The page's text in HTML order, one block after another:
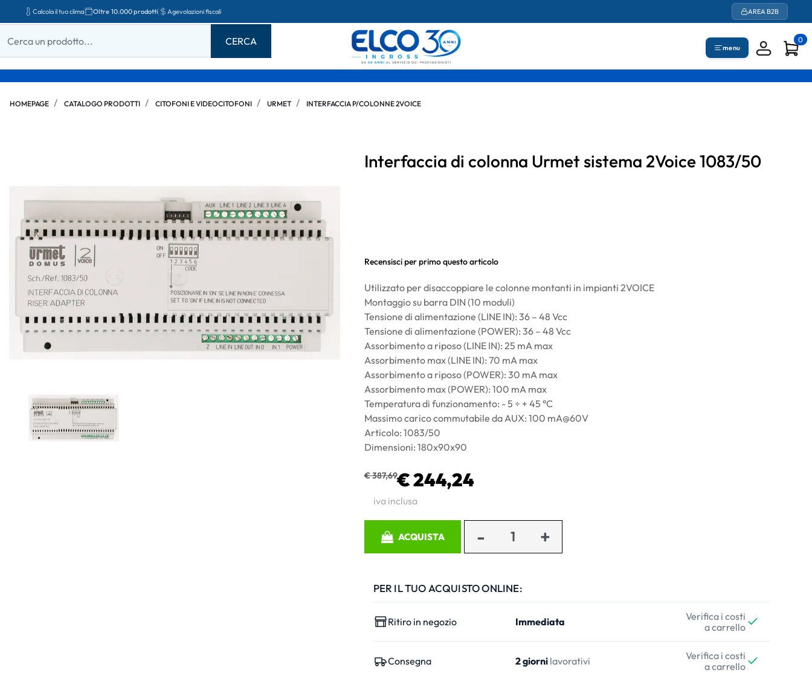
Calcola il tuo clima Oltre 10.000 prodotti Agevolazioni fiscali AREA B2B
menu
0
HOMEPAGE CATALOGO PRODOTTI CITOFONI E VIDEOCITOFONI URMET INTERFACCIA P/COLONNE 2VOICE
Interfaccia di colonna Urmet sistema 2Voice 1083/50
Recensisci per primo questo articolo
Utilizzato per disaccoppiare le colonne montanti in impianti 2VOICE
Montaggio su barra DIN (10 moduli)
Tensione di alimentazione (LINE IN): 36 – 48 Vcc
Tensione di alimentazione (POWER): 36 – 48 Vcc
Assorbimento a riposo (LINE IN): 25 mA max
Assorbimento max (LINE IN): 70 mA max
Assorbimento a riposo (POWER): 30 mA max
Assorbimento max (POWER): 100 mA max
Temperatura di funzionamento: - 5 ÷ + 45 °C
Massimo carico commutabile da AUX: 100 mA@60V
Articolo: 1083/50
Dimensioni: 180x90x90
€ 387,69€ 244,24
iva inclusa
ACQUISTA
PER IL TUO ACQUISTO ONLINE:
Ritiro in negozio Immediata
Verifica i costi
a carrello
Consegna 2 giornilavorativi
Verifica i costi
a carrello